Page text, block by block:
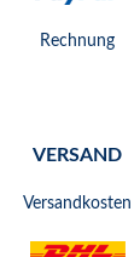
Rechnung
VERSAND
Versandkosten